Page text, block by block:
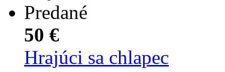
Predané
50 €
Hrajúci sa chlapec